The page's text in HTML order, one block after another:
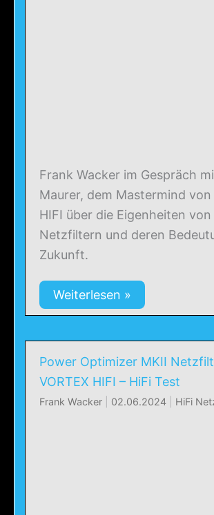
Frank Wacker im Gespräch
Maurer, dem Mastermind von
HIFI über die Eigenheiten von
Netzfiltern und deren
Zukunft.
Weiterlesen »
Power Optimizer MKII
VORTEX HIFI – HiFi Test
Frank Wacker 02.06.2024 HiFi